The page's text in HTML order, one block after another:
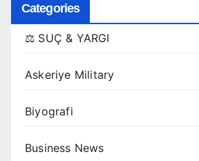
Categories
⚖️ SUÇ & YARGI
Askeriye Military
Biyografi
Business News